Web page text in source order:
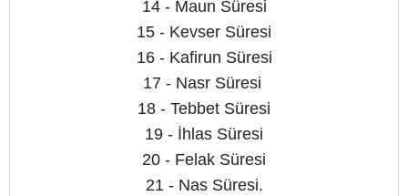
14 - Maun Süresi
15 - Kevser Süresi
16 - Kafirun Süresi
17 - Nasr Süresi
18 - Tebbet Süresi
19 - İhlas Süresi
20 - Felak Süresi
21 - Nas Süresi.